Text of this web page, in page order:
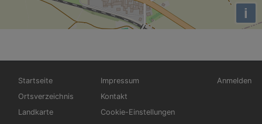
i
Hauptnavigation
Startseite
Ortsverzeichnis
Landkarte
Fußbereichsmenü
Impressum
Kontakt
Cookie-Einstellungen
Anmelden